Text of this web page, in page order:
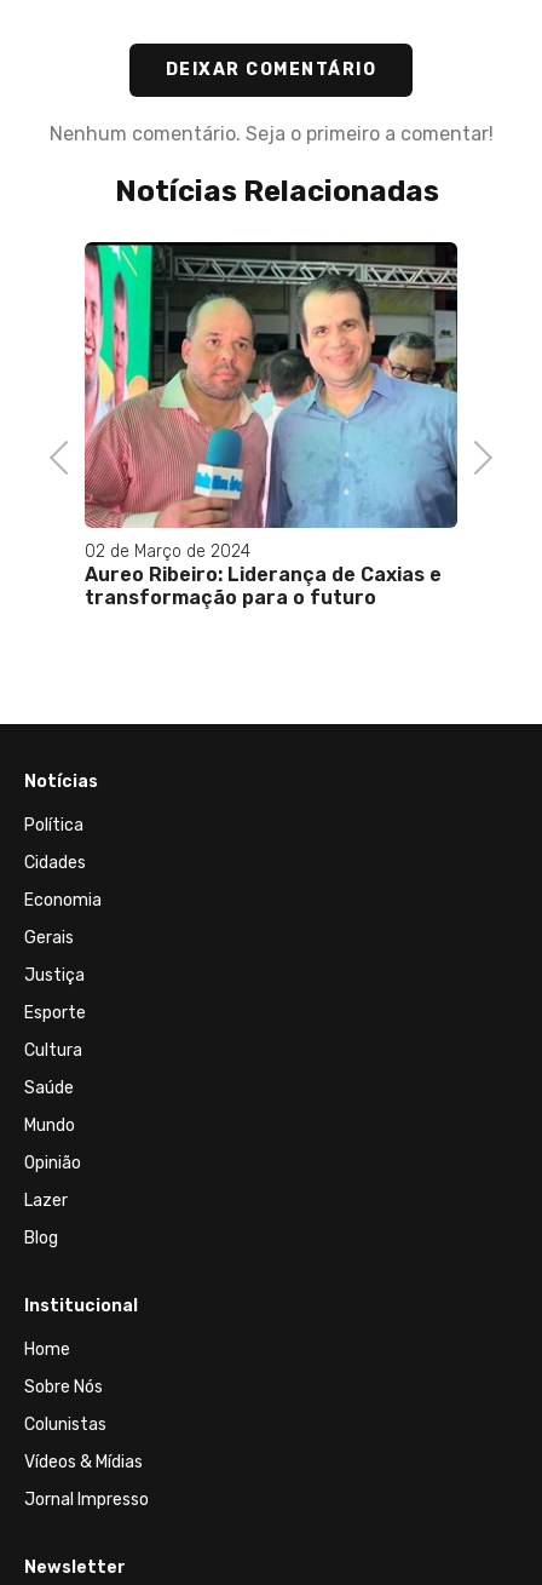
DEIXAR COMENTÁRIO
Nenhum comentário. Seja o primeiro a comentar!
Notícias Relacionadas
Previous
02 de Março de 2024
Aureo Ribeiro: Liderança de Caxias e
transformação para o futuro
Next
Notícias
Política
Cidades
Economia
Gerais
Justiça
Esporte
Cultura
Saúde
Mundo
Opinião
Lazer
Blog
Institucional
Home
Sobre Nós
Colunistas
Vídeos & Mídias
Jornal Impresso
Newsletter